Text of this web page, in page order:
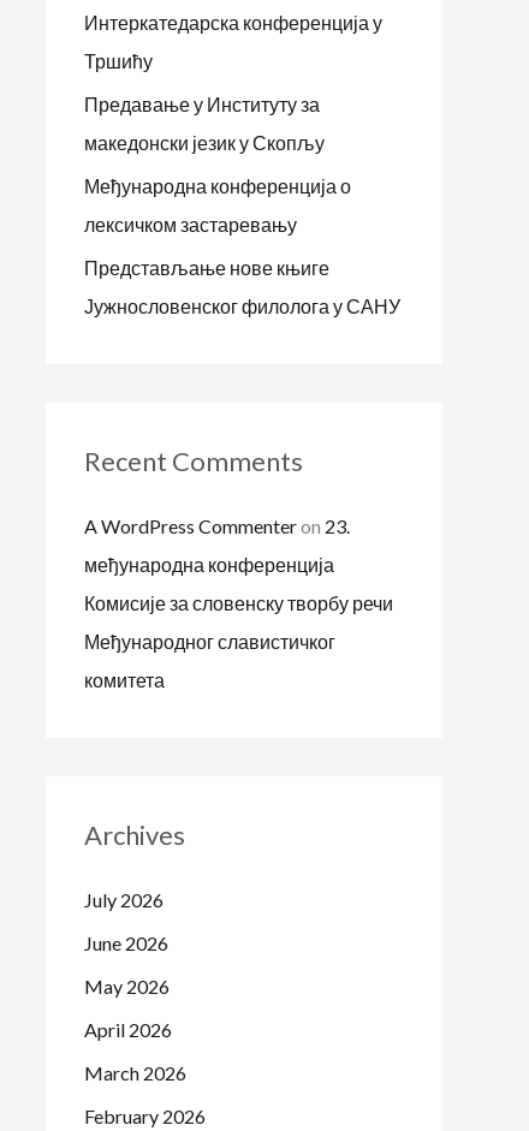
o
r
:
Интеркатедарска конференција у
Тршићу
Предавање у Институту за
македонски језик у Скопљу
Међународна конференција о
лексичком застаревању
Представљање нове књиге
Јужнословенског филолога у САНУ
Recent Comments
A WordPress Commenteron 23.
међународна конференција
Комисије за словенску творбу речи
Међународног славистичког
комитета
Archives
July 2026
June 2026
May 2026
April 2026
March 2026
February 2026